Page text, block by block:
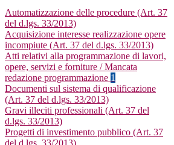
Automatizzazione delle procedure (Art. 37
del d.lgs. 33/2013)
Acquisizione interesse realizzazione opere
incompiute (Art. 37 del d.lgs. 33/2013)
Atti relativi alla programmazione di lavori,
opere, servizi e forniture / Mancata
redazione programmazione 1
Documenti sul sistema di qualificazione
(Art. 37 del d.lgs. 33/2013)
Gravi illeciti professionali (Art. 37 del
d.lgs. 33/2013)
Progetti di investimento pubblico (Art. 37